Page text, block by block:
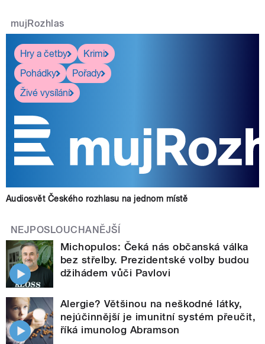
mujRozhlas
Hry a četby
Krimi
Pohádky
Pořady
Živé vysílání
Audiosvět Českého rozhlasu na jednom místě
NEJPOSLOUCHANĚJŠÍ
Michopulos: Čeká nás občanská válka
bez střelby. Prezidentské volby budou
džihádem vůči Pavlovi
Alergie? Většinou na neškodné látky,
nejúčinnější je imunitní systém přeučit,
říká imunolog Abramson